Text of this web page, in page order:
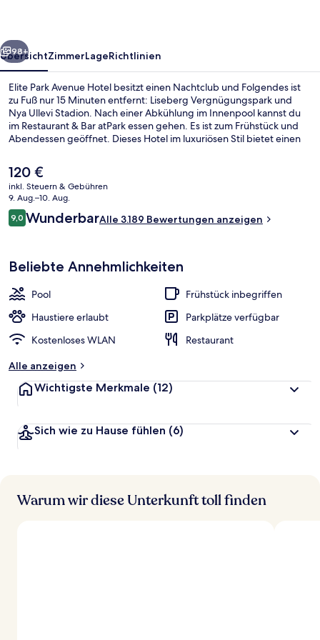
Weiter
98+
ÜbersichtZimmerLageRichtlinien
Elite Park Avenue Hotel besitzt einen Nachtclub und Folgendes ist
zu Fuß nur 15 Minuten entfernt: Liseberg Vergnügungspark und
Nya Ullevi Stadion. Nach einer Abkühlung im Innenpool kannst du
im Restaurant & Bar atPark essen gehen. Es ist zum Frühstück und
Abendessen geöffnet. Dieses Hotel im luxuriösen Stil bietet einen
Gutes über das hilfsbereite Personal zu berichten. Die öffentlichen
Verkehrsmittel sind nur einen kurzen Fußmarsch entfernt: Zur
Straßenbahnhaltestelle Valand sind es 3 Minuten und zur
Straßenbahnhaltestelle Berzeliigatan 4 Minuten.
Der
aktuelle
Preis
beträgt
120 €.
120 €
inkl. Steuern & Gebühren
9. Aug.–10. Aug.
Bewertungen
9,09,0 von 10.
WunderbarAlle 3.189 Bewertungen anzeigen
Beliebte Annehmlichkeiten
Pool
Frühstück inbegriffen
Haustiere erlaubt
Parkplätze verfügbar
Kostenloses WLAN
Restaurant
Alle anzeigen
Wichtigste Merkmale (12)
Sich wie zu Hause fühlen (6)
Warum wir diese Unterkunft toll finden